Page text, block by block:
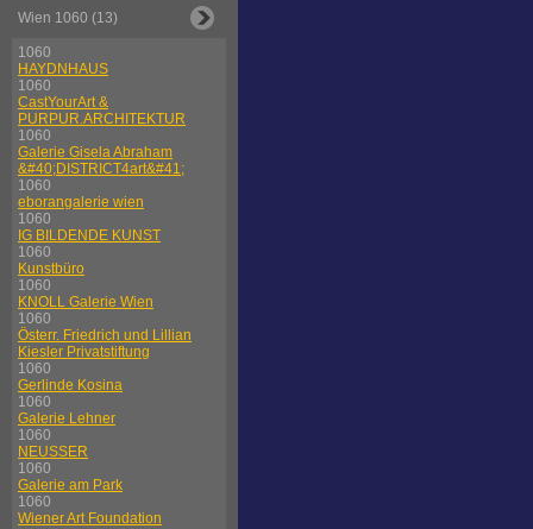
Wien 1060 (13)
1060
HAYDNHAUS
1060
CastYourArt &
PURPUR.ARCHITEKTUR
1060
Galerie Gisela Abraham
&#40;DISTRICT4art&#41;
1060
eborangalerie wien
1060
IG BILDENDE KUNST
1060
Kunstbüro
1060
KNOLL Galerie Wien
1060
Österr. Friedrich und Lillian
Kiesler Privatstiftung
1060
Gerlinde Kosina
1060
Galerie Lehner
1060
NEUSSER
1060
Galerie am Park
1060
Wiener Art Foundation